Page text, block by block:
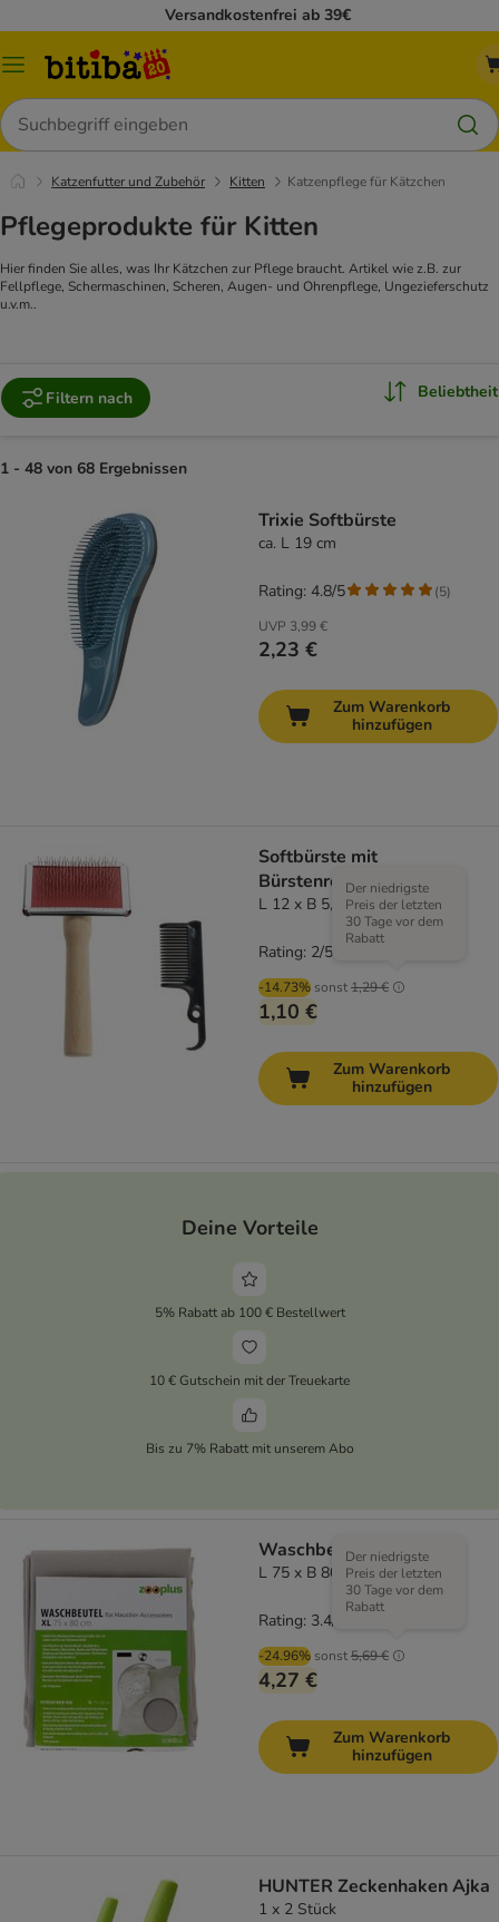
Versandkostenfrei ab 39€
Menü
Suchen
Katzenfutter und Zubehör Kitten Katzenpflege für Kätzchen
Pflegeprodukte für Kitten
Hier finden Sie alles, was Ihr Kätzchen zur Pflege braucht. Artikel wie z.B. zur
Fellpflege, Schermaschinen, Scheren, Augen- und Ohrenpflege, Ungezieferschutz
u.v.m..
Filtern nach Beliebtheit
1 - 48 von 68 Ergebnissen
Trixie Softbürste
ca. L 19 cm
UVP 3,99 €
2,23 €
Rating: 4.8/5 (5)
Zum Warenkorb
hinzufügen
Softbürste mit
Bürstenreiniger
L 12 x B 5,5 cm
-14.73% sonst1,29 €
Der niedrigste
Preis der letzten
30 Tage vor dem
Rabatt
1,10 €
Rating: 2/5
Zum Warenkorb
hinzufügen
Deine Vorteile
5% Rabatt ab 100 € Bestellwert
10 € Gutschein mit der Treuekarte
Bis zu 7% Rabatt mit unserem Abo
Waschbeutel XL
L 75 x B 80 cm
-24.96% sonst5,69 €
Der niedrigste
Preis der letzten
30 Tage vor dem
Rabatt
4,27 €
Rating: 3.4/5
Zum Warenkorb
hinzufügen
HUNTER Zeckenhaken Ajka
1 x 2 Stück